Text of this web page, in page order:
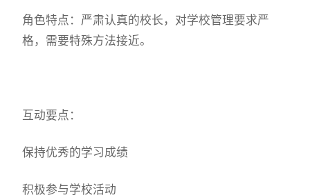
角色特点：严肃认真的校长，对学校管理要求严
格，需要特殊方法接近。
互动要点：
保持优秀的学习成绩
积极参与学校活动